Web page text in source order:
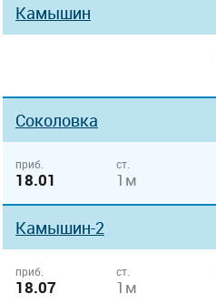
Камышин
Соколовка
приб.
18.01
ст.
1м
Камышин-2
приб.
18.07
ст.
1м